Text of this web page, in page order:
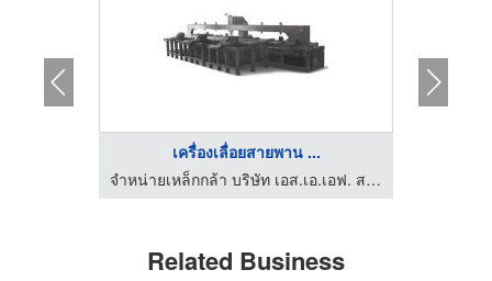
เครื่องเลื่อยสายพาน ...
จำหน่ายเหล็กกล้า บริษัท เอส.เอ.เอฟ. สเปเชียล สตีล จำกัด
Related Business